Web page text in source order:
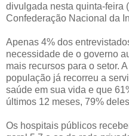
divulgada nesta quinta-feira
Confederação Nacional da
Apenas 4% dos
necessidade de o governo
mais recursos para o setor.
população já recorreu a
saúde em sua vida e que
últimos 12 meses, 79%
Os hospitais públicos